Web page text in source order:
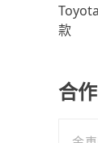
款
合